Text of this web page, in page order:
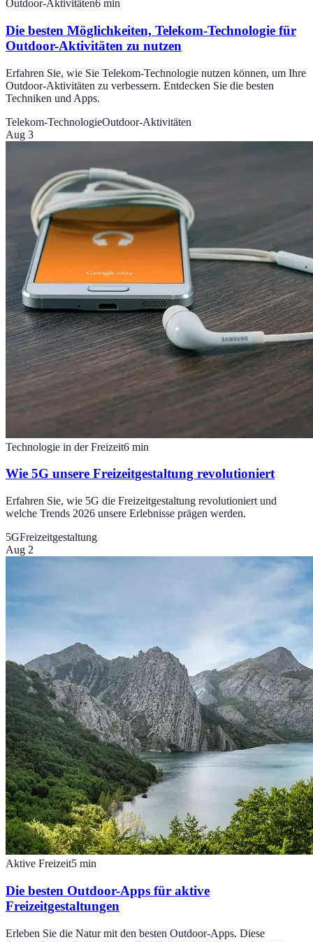
Outdoor-Aktivitäten6 min
Die besten Möglichkeiten, Telekom-Technologie für
Outdoor-Aktivitäten zu nutzen
Erfahren Sie, wie Sie Telekom-Technologie nutzen können, um Ihre
Outdoor-Aktivitäten zu verbessern. Entdecken Sie die besten
Techniken und Apps.
Telekom-TechnologieOutdoor-Aktivitäten
Aug 3
Technologie in der Freizeit6 min
Wie 5G unsere Freizeitgestaltung revolutioniert
Erfahren Sie, wie 5G die Freizeitgestaltung revolutioniert und
welche Trends 2026 unsere Erlebnisse prägen werden.
5GFreizeitgestaltung
Aug 2
Aktive Freizeit5 min
Die besten Outdoor-Apps für aktive
Freizeitgestaltungen
Erleben Sie die Natur mit den besten Outdoor-Apps. Diese